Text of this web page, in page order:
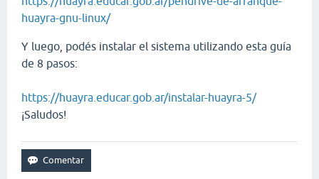
huayra-gnu-linux/
Y luego, podés instalar el sistema utilizando esta guía
de 8 pasos:
https://huayra.educar.gob.ar/instalar-huayra-5/
¡Saludos!